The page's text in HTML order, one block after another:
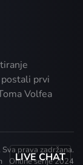
LIVE CHAT
prvi
Volfea
prava zadržana.
Online serije 2024